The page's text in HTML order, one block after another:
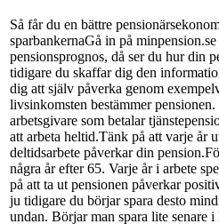
Så får du en bättre
sparbankernaGå in på
pensionsprognos, då ser du hur din
tidigare du skaffar dig den
dig att själv påverka genom
livsinkomsten bestämmer
arbetsgivare som betalar
att arbeta heltid.Tänk på att varje år
deltidsarbete påverkar din
några år efter 65. Varje år i arbete
på att ta ut pensionen påverkar
ju tidigare du börjar spara desto
undan. Börjar man spara lite senare